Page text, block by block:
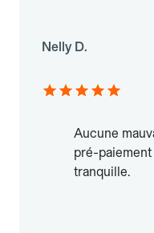
Nelly D.
Aucune
pré-
tranquille.